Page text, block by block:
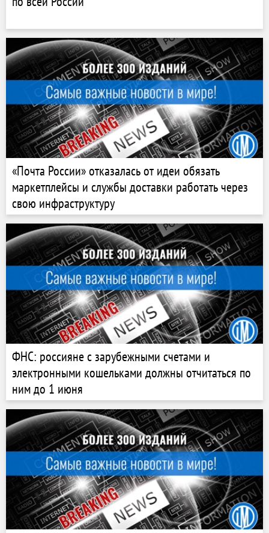
«Почта России» отказалась от идеи обязать
маркетплейсы и службы доставки работать через
свою инфраструктуру
ФНС: россияне с зарубежными счетами и
электронными кошельками должны отчитаться по
ним до 1 июня